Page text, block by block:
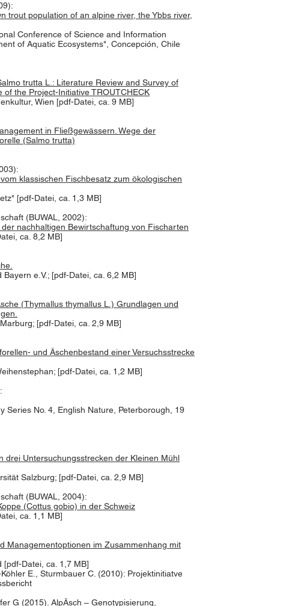
trout population of an alpine river, the Ybbs river,
Conference of Science and Information
of Aquatic Ecosystems", Concepción, Chile
trutta L.: Literature Review and Survey of
the Project-Initiative TROUTCHECK
Wien [pdf-Datei, ca. 9 MB]
in Fließgewässern. Wege der
(Salmo trutta)
klassischen Fischbesatz zum ökologischen
[pdf-Datei, ca. 1,3 MB]
(BUWAL, 2002):
nachhaltigen Bewirtschaftung von Fischarten
ca. 8,2 MB]
e.V.; [pdf-Datei, ca. 6,2 MB]
(Thymallus thymallus L.) Grundlagen und
[pdf-Datei, ca. 2,9 MB]
und Äschenbestand einer Versuchsstrecke
[pdf-Datei, ca. 1,2 MB]
Series No. 4, English Nature, Peterborough, 19
drei Untersuchungsstrecken der Kleinen Mühl
Salzburg; [pdf-Datei, ca. 2,9 MB]
(BUWAL, 2004):
(Cottus gobio) in der Schweiz
ca. 1,1 MB]
Managementoptionen im Zusammenhang mit
[pdf-Datei, ca. 1,7 MB]
E., Sturmbauer C. (2010): Projektinitiatve
G (2015). AlpÄsch – Genotypisierung,